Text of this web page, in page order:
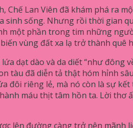
Chế Lan Viên đã khám phá ra
sinh sống. Nhưng rồi thời gian
một phần trong tim những
vùng đất xa lạ trở thành quê
dạt dào và da diết “như
tàu đã diễn tả thật hóm hỉnh
đôi riêng lẻ, mà nó còn là sự
máu thịt tâm hồn ta. Lời thơ
lên đường càng trở nên mãnh